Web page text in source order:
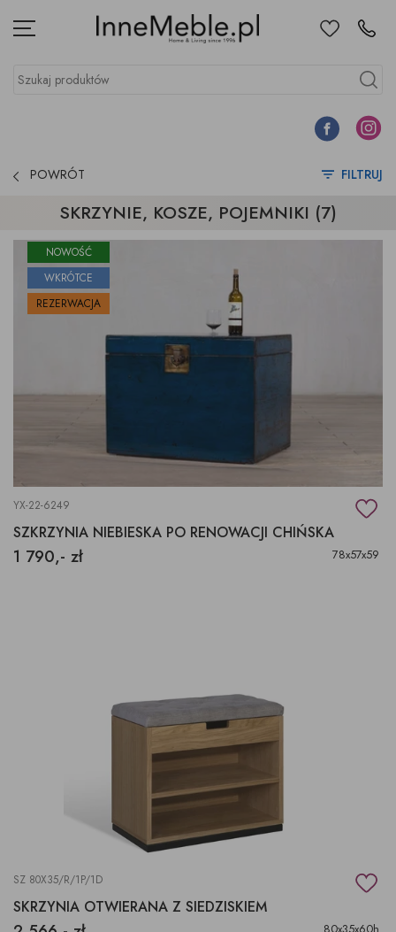
Menu UlubioneKontakt
Szukaj produktów
Szukaj
Facebook
POWRÓT FILTRUJ
SKRZYNIE, KOSZE, POJEMNIKI (7)
NOWOŚĆ
WKRÓTCE
REZERWACJA
YX-22-6249
SZKRZYNIA NIEBIESKA PO RENOWACJI CHIŃSKA
1 790,- zł 78x57x59
SZ 80X35/R/1P/1D
SKRZYNIA OTWIERANA Z SIEDZISKIEM